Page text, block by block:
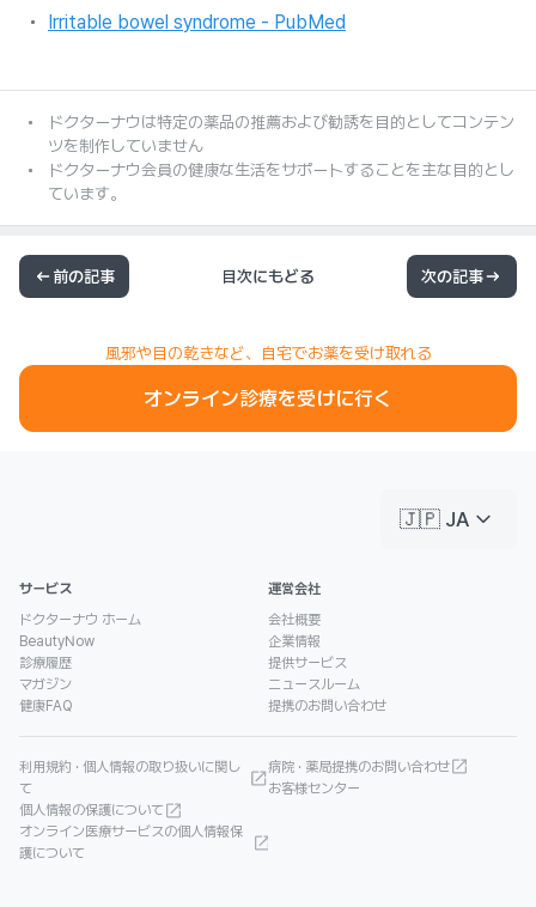
Irritable bowel syndrome - PubMed
ドクターナウは特定の薬品の推薦および勧誘を目的としてコンテン
ツを制作していません
ドクターナウ会員の健康な生活をサポートすることを主な目的とし
ています。
前の記事 目次にもどる 次の記事
風邪や目の乾きなど、自宅でお薬を受け取れる
オンライン診療を受けに行く
🇯🇵 JA keyboard_arrow_down
サービス
ドクターナウ ホーム
BeautyNow
診療履歴
マガジン
健康FAQ
運営会社
会社概要
企業情報
提供サービス
ニュースルーム
提携のお問い合わせ
利用規約 · 個人情報の取り扱いに関し
て
個人情報の保護について
オンライン医療サービスの個人情報保
護について
病院 · 薬局提携のお問い合わせ
お客様センター